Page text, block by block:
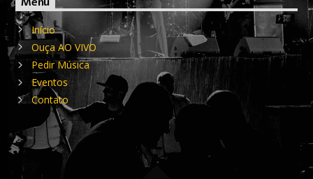
Início
Ouça AO VIVO
Pedir Música
Eventos
Contato